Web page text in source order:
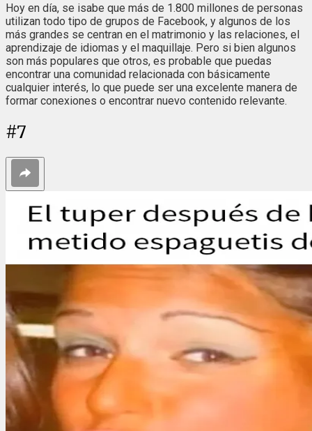
Hoy en día, se isabe que más de 1.800 millones de personas
utilizan todo tipo de grupos de Facebook, y algunos de los
más grandes se centran en el matrimonio y las relaciones, el
aprendizaje de idiomas y el maquillaje. Pero si bien algunos
son más populares que otros, es probable que puedas
encontrar una comunidad relacionada con básicamente
cualquier interés, lo que puede ser una excelente manera de
formar conexiones o encontrar nuevo contenido relevante.
#7